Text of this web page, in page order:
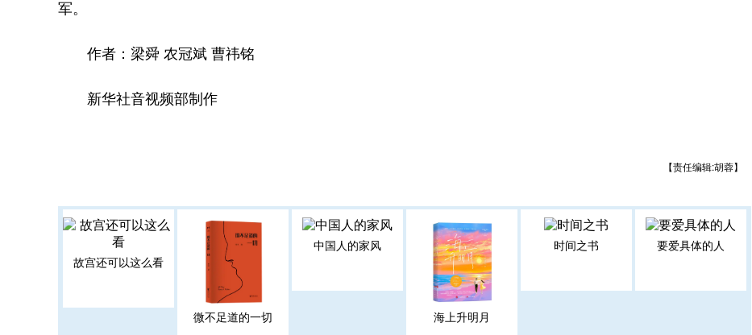
军。
作者：梁舜 农冠斌 曹祎铭
新华社音视频部制作
【责任编辑:胡蓉】
故宫还可以这么看
微不足道的一切
中国人的家风
海上升明月
时间之书 要爱具体的人